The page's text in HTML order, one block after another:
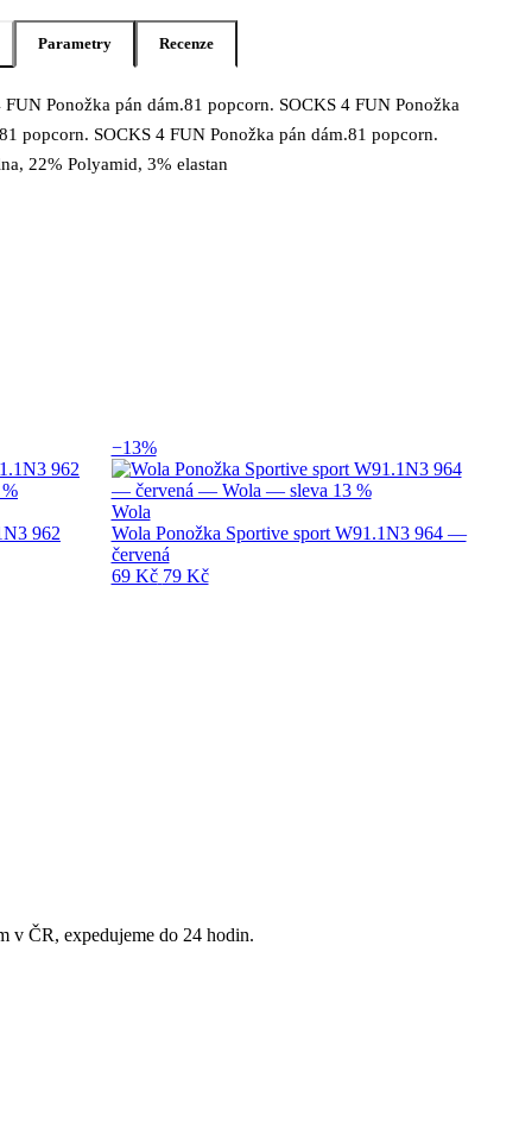
Parametry Recenze
Socks 4 fun Ponožka pán dám
FUN Ponožka pán dám.81 popcorn. SOCKS 4 FUN Ponožka
popcorn. SOCKS 4 FUN Ponožka pán dám.81 popcorn.
22% Polyamid, 3% elastan
962
−13%
Wola
Wola Ponožka Sportive sport W91.1N3 964 —
červená
69 Kč 79 Kč
v ČR, expedujeme do 24 hodin.